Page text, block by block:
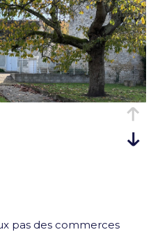
pas des commerces